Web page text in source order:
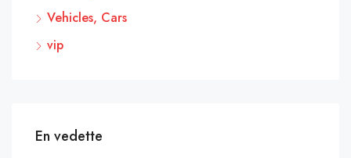
Vehicles, Cars
vip
En vedette